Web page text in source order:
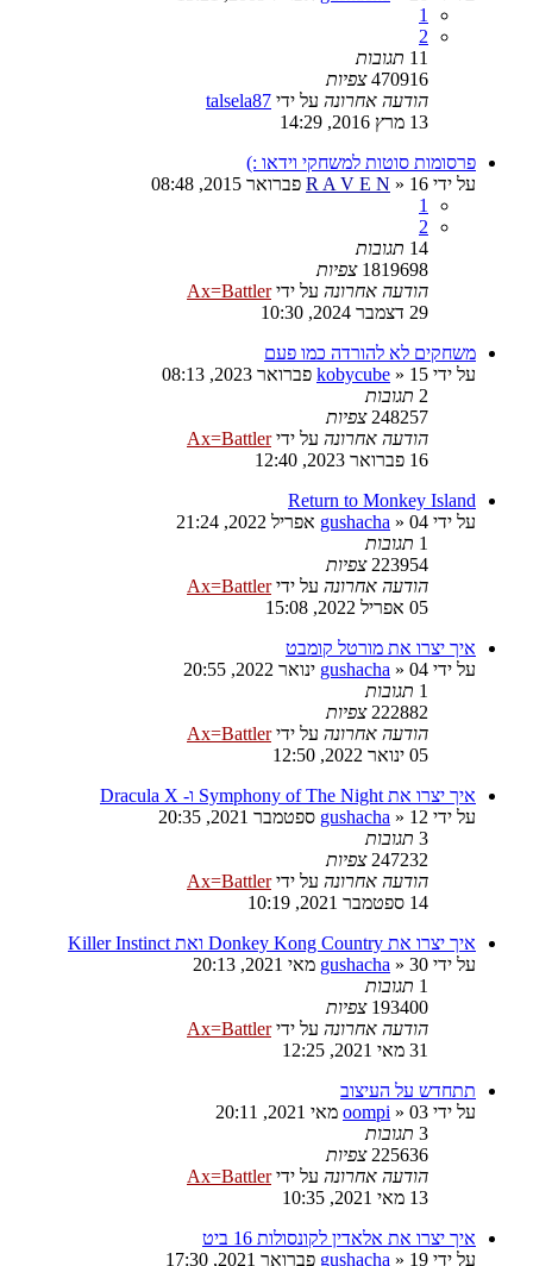
1
2
11 תגובות
470916 צפיות
הודעה אחרונה על ידי talsela87
13 מרץ 2016, 14:29
פרסומות סוטות למשחקי וידאו :)
על ידי
R A V E N » 16 פברואר 2015, 08:48
1
2
14 תגובות
1819698 צפיות
הודעה אחרונה על ידיAx=Battler
29 דצמבר 2024, 10:30
משחקים לא להורדה כמו פעם
על ידי
kobycube » 15 פברואר 2023, 08:13
2 תגובות
248257 צפיות
הודעה אחרונה על ידיAx=Battler
16 פברואר 2023, 12:40
Return to Monkey Island
על ידי
gushacha » 04 אפריל 2022, 21:24
1 תגובות
223954 צפיות
הודעה אחרונה על ידיAx=Battler
05 אפריל 2022, 15:08
איך יצרו את מורטל קומבט
על ידי
gushacha » 04 ינואר 2022, 20:55
1 תגובות
222882 צפיות
הודעה אחרונה על ידיAx=Battler
05 ינואר 2022, 12:50
איך יצרו את Symphony of The Night ו- Dracula X
על ידי
gushacha » 12 ספטמבר 2021, 20:35
3 תגובות
247232 צפיות
הודעה אחרונה על ידיAx=Battler
14 ספטמבר 2021, 10:19
איך יצרו את Donkey Kong Country ואת Killer Instinct
על ידי
gushacha » 30 מאי 2021, 20:13
1 תגובות
193400 צפיות
הודעה אחרונה על ידיAx=Battler
31 מאי 2021, 12:25
תתחדש על העיצוב
על ידי
oompi » 03 מאי 2021, 20:11
3 תגובות
225636 צפיות
הודעה אחרונה על ידיAx=Battler
13 מאי 2021, 10:35
איך יצרו את אלאדין לקונסולות 16 ביט
על ידי
gushacha » 19 פברואר 2021, 17:30